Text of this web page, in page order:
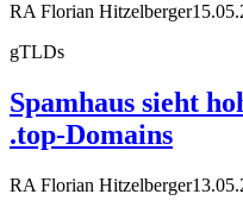
RA Florian Hitzelberger
gTLDs
Spamhaus sieht
.top-Domains
RA Florian Hitzelberger